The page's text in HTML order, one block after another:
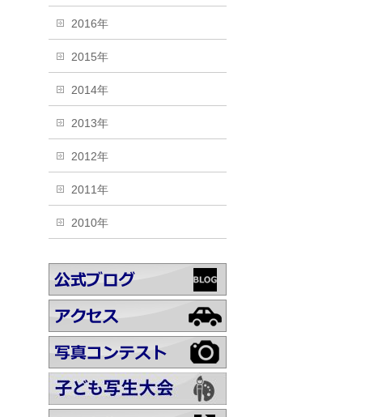
2016年
2015年
2014年
2013年
2012年
2011年
2010年